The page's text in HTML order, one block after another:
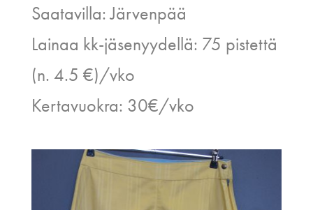
Saatavilla: Järvenpää
Lainaa kk-jäsenyydellä: 75 pistettä
(n. 4.5 €)/vko
Kertavuokra: 30€/vko